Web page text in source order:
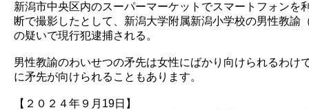
新潟市中央区内のスーパーマーケットでスマートフォンを
断で撮影したとして、新潟大学附属新潟小学校の男性教諭
の疑いで現行犯逮捕される。
男性教諭のわいせつの矛先は女性にばかり向けられるわけ
に矛先が向けられることもあります。
【２０２４年９月19日】